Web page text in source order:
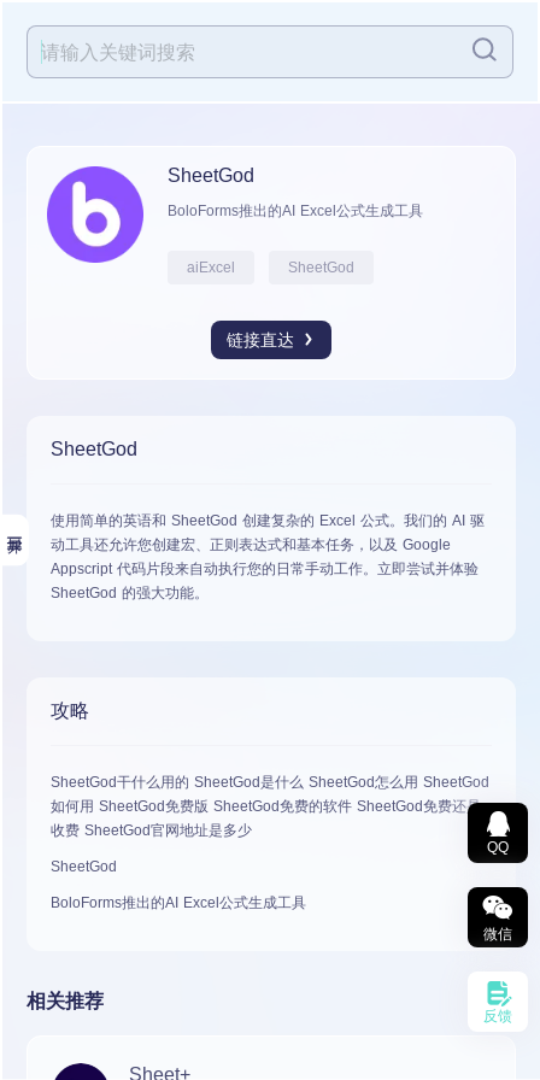
SheetGod
BoloForms推出的AI Excel公式生成工具
aiExcel SheetGod
链接直达
SheetGod
使用简单的英语和 SheetGod 创建复杂的 Excel 公式。我们的 AI 驱
动工具还允许您创建宏、正则表达式和基本任务，以及 Google
Appscript 代码片段来自动执行您的日常手动工作。立即尝试并体验
SheetGod 的强大功能。
攻略
SheetGod干什么用的 SheetGod是什么 SheetGod怎么用 SheetGod
如何用 SheetGod免费版 SheetGod免费的软件 SheetGod免费还是
收费 SheetGod官网地址是多少
SheetGod
BoloForms推出的AI Excel公式生成工具
相关推荐
Sheet+
QQ
微信
反馈